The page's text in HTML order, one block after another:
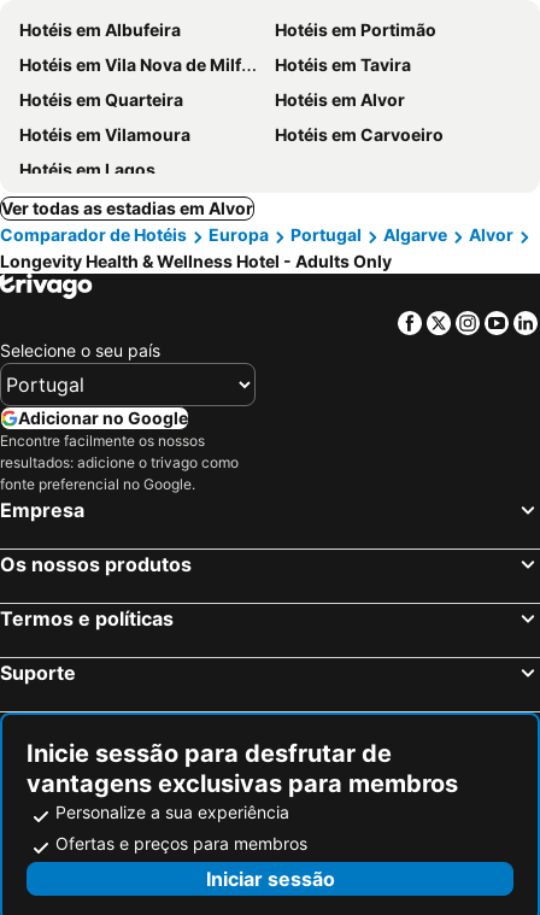
Hotéis em Albufeira
Hotéis em Portimão
Hotéis em Vila Nova de Milfontes
Hotéis em Tavira
Hotéis em Quarteira
Hotéis em Alvor
Hotéis em Vilamoura
Hotéis em Carvoeiro
Hotéis em Lagos
Ver todas as estadias em Alvor
Comparador de Hotéis
Europa Portugal Algarve
Alvor
Longevity Health & Wellness Hotel - Adults Only
Facebook
Twitter
Selecione o seu país
Adicionar no Google
Encontre facilmente os nossos
resultados: adicione o trivago como
fonte preferencial no Google.
Empresa
Os nossos produtos
Termos e políticas
Suporte
Inicie sessão para desfrutar de
vantagens exclusivas para membros
Personalize a sua experiência
Ofertas e preços para membros
Iniciar sessão